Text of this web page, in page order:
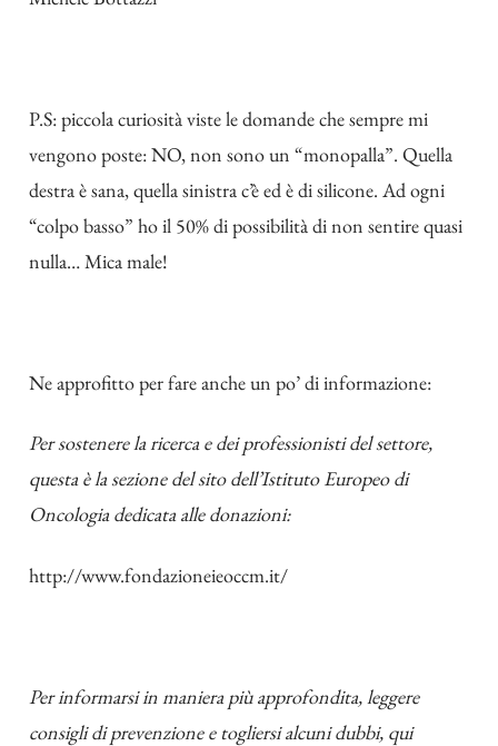
P.S: piccola curiosità viste le domande che sempre mi
vengono poste: NO, non sono un “monopalla”. Quella
destra è sana, quella sinistra c’è ed è di silicone. Ad ogni
“colpo basso” ho il 50% di possibilità di non sentire quasi
nulla… Mica male!
Ne approfitto per fare anche un po’ di informazione:
Per sostenere la ricerca e dei professionisti del settore,
questa è la sezione del sito dell’Istituto Europeo di
Oncologia dedicata alle donazioni:
http://www.fondazioneieoccm.it/
Per informarsi in maniera più approfondita, leggere
consigli di prevenzione e togliersi alcuni dubbi, qui